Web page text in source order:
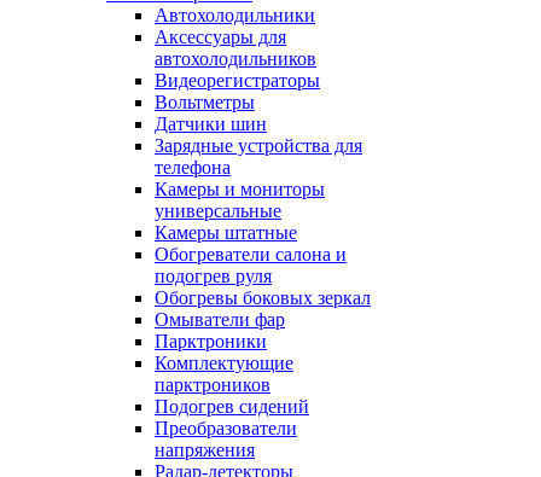
Автохолодильники
Аксессуары для
автохолодильников
Видеорегистраторы
Вольтметры
Датчики шин
Зарядные устройства для
телефона
Камеры и мониторы
универсальные
Камеры штатные
Обогреватели салона и
подогрев руля
Обогревы боковых зеркал
Омыватели фар
Парктроники
Комплектующие
парктроников
Подогрев сидений
Преобразователи
напряжения
Радар-детекторы